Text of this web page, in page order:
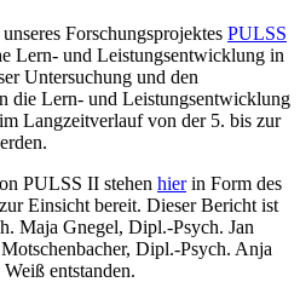
Forschungsprojektes PULSS
Lern- und Leistungsentwicklung in
Untersuchung und den
die Lern- und Leistungsentwicklung
Langzeitverlauf von der 5. bis zur
PULSS II stehen hierin Form des
Einsicht bereit. Dieser Bericht ist
Maja Gnegel, Dipl.-Psych. Jan
Dipl.-Psych. Anja
entstanden.